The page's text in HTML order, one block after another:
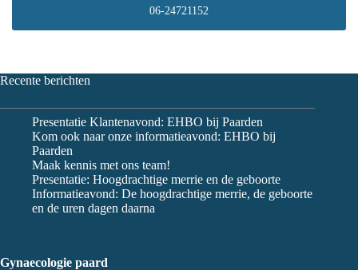
06-24721152
Recente berichten
Presentatie Klantenavond: EHBO bij Paarden
Kom ook naar onze informatieavond: EHBO bij
Paarden
Maak kennis met ons team!
Presentatie: Hoogdrachtige merrie en de geboorte
Informatieavond: De hoogdrachtige merrie, de geboorte
en de uren dagen daarna
Gynaecologie paard